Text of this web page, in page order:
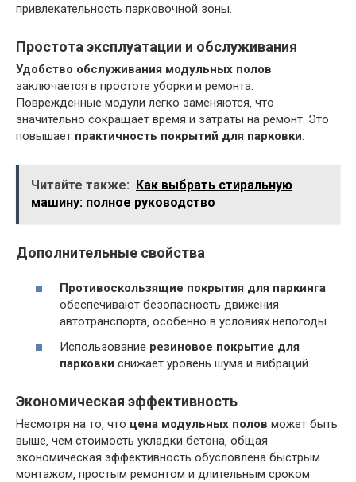
привлекательность парковочной зоны.
Простота эксплуатации и обслуживания
Удобство обслуживания модульных полов
заключается в простоте уборки и ремонта.
Поврежденные модули легко заменяются‚ что
значительно сокращает время и затраты на ремонт. Это
повышает практичность покрытий для парковки.
Читайте также: Как выбрать стиральную
машину: полное руководство
Дополнительные свойства
Противоскользящие покрытия для паркинга
обеспечивают безопасность движения
автотранспорта‚ особенно в условиях непогоды.
Использование резиновое покрытие для
парковки снижает уровень шума и вибраций.
Экономическая эффективность
Несмотря на то‚ что цена модульных полов может быть
выше‚ чем стоимость укладки бетона‚ общая
экономическая эффективность обусловлена быстрым
монтажом‚ простым ремонтом и длительным сроком